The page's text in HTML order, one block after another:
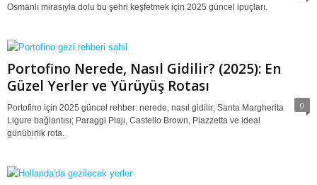
Osmanlı mirasıyla dolu bu şehri keşfetmek için 2025 güncel ipuçları.
Portofino Nerede, Nasıl Gidilir? (2025): En
Güzel Yerler ve Yürüyüş Rotası
0
Portofino için 2025 güncel rehber: nerede, nasıl gidilir; Santa Margherita
Ligure bağlantısı; Paraggi Plajı, Castello Brown, Piazzetta ve ideal
günübirlik rota.